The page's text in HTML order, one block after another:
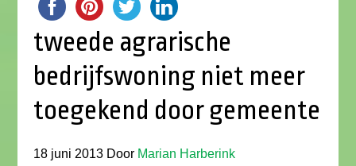
tweede agrarische
bedrijfswoning niet meer
toegekend door gemeente
18 juni 2013 Door Marian Harberink